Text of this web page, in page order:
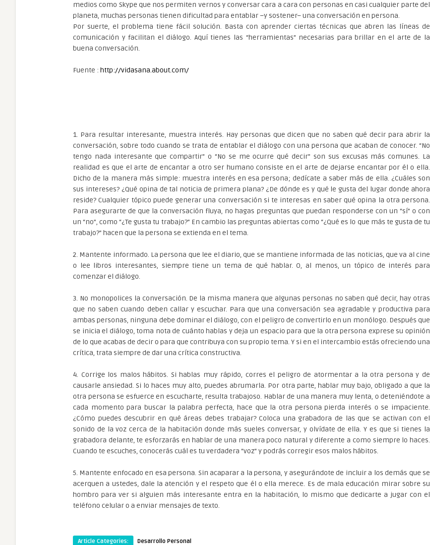
medios como Skype que nos permiten vernos y conversar cara a cara con personas en casi cualquier parte del
planeta, muchas personas tienen dificultad para entablar –y sostener– una conversación en persona.
Por suerte, el problema tiene fácil solución. Basta con aprender ciertas técnicas que abren las líneas de
comunicación y facilitan el diálogo. Aquí tienes las “herramientas” necesarias para brillar en el arte de la
buena conversación.
Fuente : http://vidasana.about.com/
1. Para resultar interesante, muestra interés. Hay personas que dicen que no saben qué decir para abrir la
conversación, sobre todo cuando se trata de entablar el diálogo con una persona que acaban de conocer. “No
tengo nada interesante que compartir” o “No se me ocurre qué decir” son sus excusas más comunes. La
realidad es que el arte de encantar a otro ser humano consiste en el arte de dejarse encantar por él o ella.
Dicho de la manera más simple: muestra interés en esa persona; dedícate a saber más de ella. ¿Cuáles son
sus intereses? ¿Qué opina de tal noticia de primera plana? ¿De dónde es y qué le gusta del lugar donde ahora
reside? Cualquier tópico puede generar una conversación si te interesas en saber qué opina la otra persona.
Para asegurarte de que la conversación fluya, no hagas preguntas que puedan responderse con un “sí” o con
un “no”, como “¿Te gusta tu trabajo?” En cambio las preguntas abiertas como “¿Qué es lo que más te gusta de tu
trabajo?” hacen que la persona se extienda en el tema.
2. Mantente informado. La persona que lee el diario, que se mantiene informada de las noticias, que va al cine
o lee libros interesantes, siempre tiene un tema de qué hablar. O, al menos, un tópico de interés para
comenzar el diálogo.
3. No monopolices la conversación. De la misma manera que algunas personas no saben qué decir, hay otras
que no saben cuando deben callar y escuchar. Para que una conversación sea agradable y productiva para
ambas personas, ninguna debe dominar el diálogo, con el peligro de convertirlo en un monólogo. Después que
se inicia el diálogo, toma nota de cuánto hablas y deja un espacio para que la otra persona exprese su opinión
de lo que acabas de decir o para que contribuya con su propio tema. Y si en el intercambio estás ofreciendo una
crítica, trata siempre de dar una crítica constructiva.
4. Corrige los malos hábitos. Si hablas muy rápido, corres el peligro de atormentar a la otra persona y de
causarle ansiedad. Si lo haces muy alto, puedes abrumarla. Por otra parte, hablar muy bajo, obligado a que la
otra persona se esfuerce en escucharte, resulta trabajoso. Hablar de una manera muy lenta, o deteniéndote a
cada momento para buscar la palabra perfecta, hace que la otra persona pierda interés o se impaciente.
¿Cómo puedes descubrir en qué áreas debes trabajar? Coloca una grabadora de las que se activan con el
sonido de la voz cerca de la habitación donde más sueles conversar, y olvídate de ella. Y es que si tienes la
grabadora delante, te esforzarás en hablar de una manera poco natural y diferente a como siempre lo haces.
Cuando te escuches, conocerás cuál es tu verdadera “voz” y podrás corregir esos malos hábitos.
5. Mantente enfocado en esa persona. Sin acaparar a la persona, y asegurándote de incluir a los demás que se
acerquen a ustedes, dale la atención y el respeto que él o ella merece. Es de mala educación mirar sobre su
hombro para ver si alguien más interesante entra en la habitación, lo mismo que dedicarte a jugar con el
teléfono celular o a enviar mensajes de texto.
Article Categories: Desarrollo Personal